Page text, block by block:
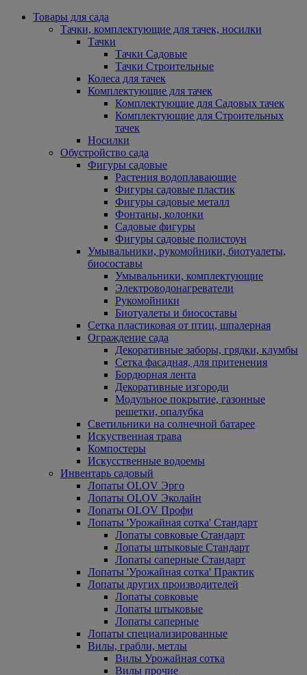
Товары для сада
Тачки, комплектующие для тачек, носилки
Тачки
Тачки Садовые
Тачки Строительные
Колеса для тачек
Комплектующие для тачек
Комплектующие для Садовых тачек
Комплектующие для Строительных
тачек
Носилки
Обустройство сада
Фигуры садовые
Растения водоплавающие
Фигуры садовые пластик
Фигуры садовые металл
Фонтаны, колонки
Садовые фигуры
Фигуры садовые полистоун
Умывальники, рукомойники, биотуалеты,
биосоставы
Умывальники, комплектующие
Электроводонагреватели
Рукомойники
Биотуалеты и биосоставы
Сетка пластиковая от птиц, шпалерная
Ограждение сада
Декоративные заборы, грядки, клумбы
Сетка фасадная, для притенения
Бордюрная лента
Декоративные изгороди
Модульное покрытие, газонные
решетки, опалубка
Светильники на солнечной батарее
Искуственная трава
Компостеры
Искусственные водоемы
Инвентарь садовый
Лопаты OLOV Эрго
Лопаты OLOV Эколайн
Лопаты OLOV Профи
Лопаты 'Урожайная сотка' Стандарт
Лопаты совковые Стандарт
Лопаты штыковые Стандарт
Лопаты саперные Стандарт
Лопаты 'Урожайная сотка' Практик
Лопаты других производителей
Лопаты совковые
Лопаты штыковые
Лопаты саперные
Лопаты специализированные
Вилы, грабли, метлы
Вилы Урожайная сотка
Вилы прочие